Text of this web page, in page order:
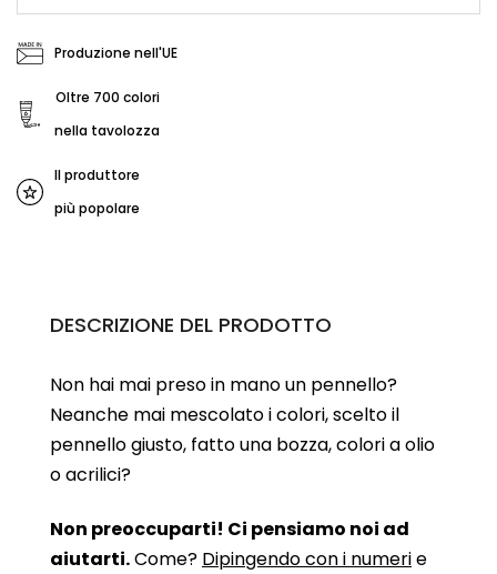
Produzione nell'UE
Oltre 700 colori
nella tavolozza
Il produttore
più popolare
DESCRIZIONE DEL PRODOTTO
Non hai mai preso in mano un pennello?
Neanche mai mescolato i colori, scelto il
pennello giusto, fatto una bozza, colori a olio
o acrilici?
Non preoccuparti! Ci pensiamo noi ad
aiutarti.Come? Dipingendo con i numerie